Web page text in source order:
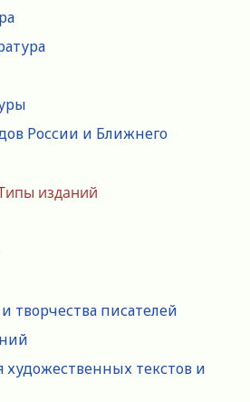
России и Ближнего
изданий
творчества писателей
текстов и